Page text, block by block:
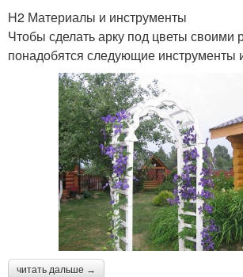
H2 Материалы и инструменты
Чтобы сделать арку под цветы своими
понадобятся следующие инструменты
читать дальше →